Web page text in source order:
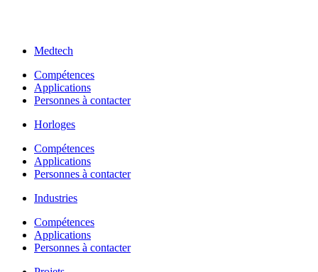
Medtech
Compétences
Applications
Personnes à contacter
Horloges
Compétences
Applications
Personnes à contacter
Industries
Compétences
Applications
Personnes à contacter